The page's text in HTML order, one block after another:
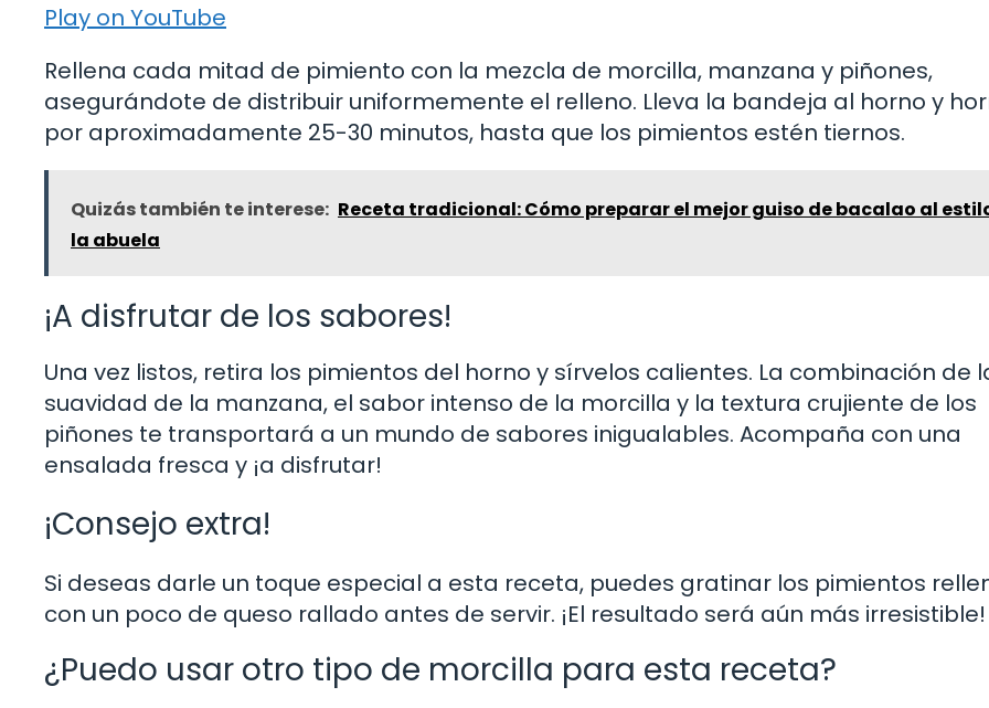
Play on YouTube
Rellena cada mitad de pimiento con la mezcla de morcilla, manzana y piñones,
asegurándote de distribuir uniformemente el relleno. Lleva la bandeja al horno y
por aproximadamente 25-30 minutos, hasta que los pimientos estén tiernos.
Quizás también te interese: Receta tradicional: Cómo preparar el mejor guiso de bacalao al
la abuela
¡A disfrutar de los sabores!
Una vez listos, retira los pimientos del horno y sírvelos calientes. La combinación de
suavidad de la manzana, el sabor intenso de la morcilla y la textura crujiente de los
piñones te transportará a un mundo de sabores inigualables. Acompaña con una
ensalada fresca y ¡a disfrutar!
¡Consejo extra!
Si deseas darle un toque especial a esta receta, puedes gratinar los pimientos
con un poco de queso rallado antes de servir. ¡El resultado será aún más irresistible!
¿Puedo usar otro tipo de morcilla para esta receta?